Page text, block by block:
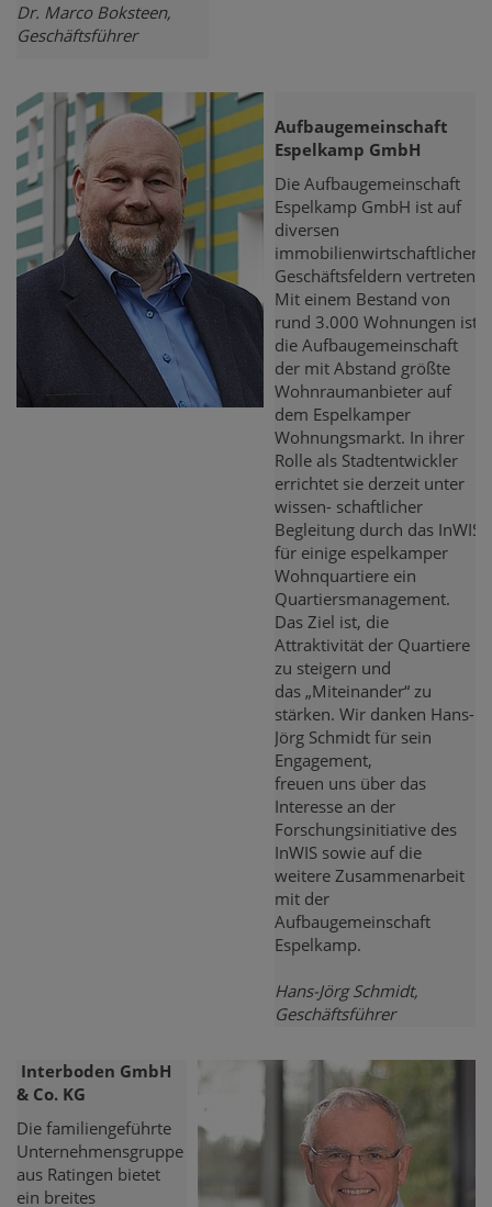
Dr. Marco Boksteen,
Geschäftsführer
Aufbaugemeinschaft
Espelkamp GmbH
Die Aufbaugemeinschaft
Espelkamp GmbH ist auf
diversen
immobilienwirtschaftlichen
Geschäftsfeldern vertreten.
Mit einem Bestand von
rund 3.000 Wohnungen ist
die Aufbaugemeinschaft
der mit Abstand größte
Wohnraumanbieter auf
dem Espelkamper
Wohnungsmarkt. In ihrer
Rolle als Stadtentwickler
errichtet sie derzeit unter
wissen- schaftlicher
Begleitung durch das InWIS
für einige espelkamper
Wohnquartiere ein
Quartiersmanagement.
Das Ziel ist, die
Attraktivität der Quartiere
zu steigern und
das „Miteinander“ zu
stärken. Wir danken Hans-
Jörg Schmidt für sein
Engagement,
freuen uns über das
Interesse an der
Forschungsinitiative des
InWIS sowie auf die
weitere Zusammenarbeit
mit der
Aufbaugemeinschaft
Espelkamp.
Hans-Jörg Schmidt,
Geschäftsführer
Interboden GmbH
& Co. KG
Die familiengeführte
Unternehmensgruppe
aus Ratingen bietet
ein breites